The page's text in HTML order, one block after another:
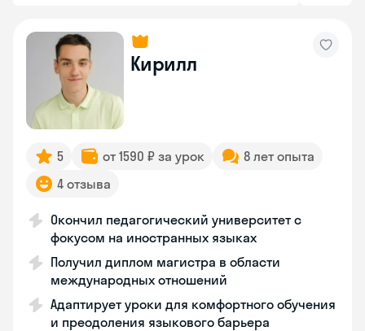
Кирилл
5 от 1590 ₽ за урок
8 лет опыта
4 отзыва
Окончил педагогический университет с
фокусом на иностранных языках
Получил диплом магистра в области
международных отношений
Адаптирует уроки для комфортного обучения
и преодоления языкового барьера